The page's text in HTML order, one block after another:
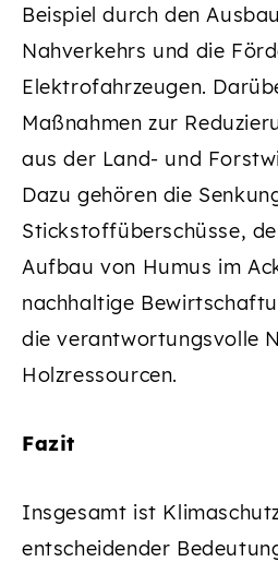
Beispiel durch den
Nahverkehrs und die
Elektrofahrzeugen.
Maßnahmen zur
aus der Land- und
Dazu gehören die
Stickstoffüberschüsse,
Aufbau von Humus im
nachhaltige
die verantwortungsvolle
Holzressourcen.
Fazit
Insgesamt ist
entscheidender